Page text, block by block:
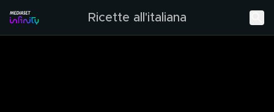
Ricette all'italiana